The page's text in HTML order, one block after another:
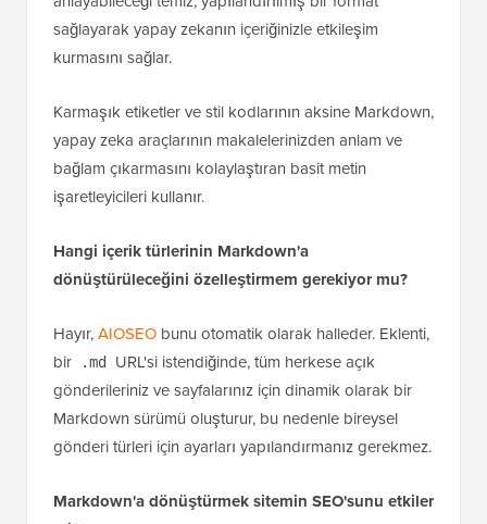
sağlayarak yapay zekanın içeriğinizle etkileşim
kurmasını sağlar.
Karmaşık etiketler ve stil kodlarının aksine Markdown,
yapay zeka araçlarının makalelerinizden anlam ve
bağlam çıkarmasını kolaylaştıran basit metin
işaretleyicileri kullanır.
Hangi içerik türlerinin Markdown'a
dönüştürüleceğini özelleştirmem gerekiyor mu?
Hayır,AIOSEO bunu otomatik olarak halleder. Eklenti,
bir
.md
URL'si istendiğinde, tüm herkese açık
gönderileriniz ve sayfalarınız için dinamik olarak bir
Markdown sürümü oluşturur, bu nedenle bireysel
gönderi türleri için ayarları yapılandırmanız gerekmez.
Markdown'a dönüştürmek sitemin SEO'sunu etkiler